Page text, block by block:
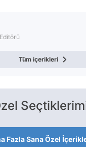
Tüm içerikleri
Fazla Sana Özel